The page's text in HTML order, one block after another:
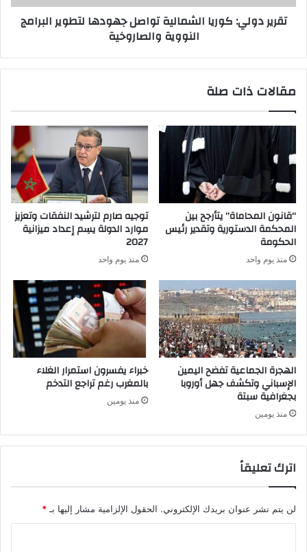
تقرير دولي: كوريا الشمالية تواصل جهودها لتطوير البرامج
النووية والصاروخية
مقالات ذات صلة
“قانون المحاماة” يتأرجح بين
المحكمة الدستورية وتقدير رئيس
الحكومة
منذ يوم واحد
توجيه صارم لترشيد النفقات وتعزيز
موارد الدولة يسِم إعداد ميزانية
2027
منذ يوم واحد
الهجرة الجماعية تفضح اليمين
الإسباني وتكشف جهل أوروبا
بجغرافية سبتة
منذ يومين
خبراء يفسرون استمرار الغلاء
بالمغرب رغم تراجع التدخم
منذ يومين
اترك تعليقاً
لن يتم نشر عنوان بريدك الإلكتروني. الحقول الإلزامية مشار إليها بـ *